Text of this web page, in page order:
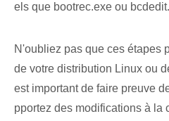
els que bootrec.exe ou
N'oubliez pas que ces étapes
de votre distribution Linux ou
est important de faire preuve
pportez⁤ des modifications à la